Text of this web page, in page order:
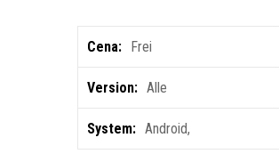
Cena: Frei
Version: Alle
System: Android,